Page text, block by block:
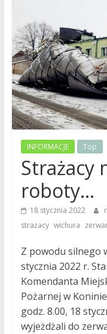
Polska
INFORMACJE Top
Strażacy
roboty…
18 stycznia 2022
strażacy, wichura
Z powodu silnego
stycznia 2022 r.
Komendanta
Pożarnej w
godz. 8.00, 18
wyjeżdżali do